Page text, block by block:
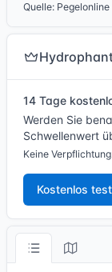
Quelle: Pegelonline
14 Tage
Werden Sie
Schwellenwert
Keine
Kostenlos